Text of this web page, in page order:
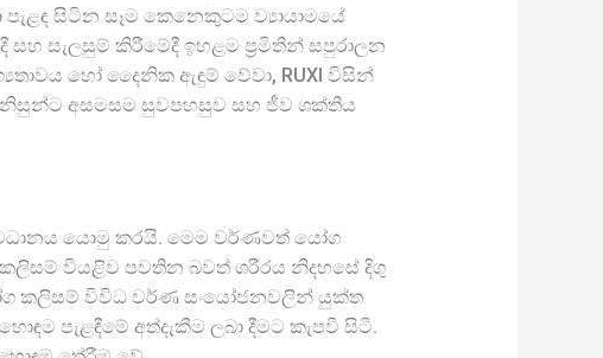
සිටින සෑම කෙනෙකුටම ව්‍යායාමයේ
සැලසුම් කිරීමේදී ඉහළම ප්‍රමිතීන් සපුරාලන
හෝ දෛනික ඇඳුම් වේවා, RUXI විසින්
අසමසම සුවපහසුව සහ ජීව ශක්තිය
යොමු කරයි. මෙම වර්ණවත් යෝග
වියළිව පවතින බවත් ශරීරය නිදහසේ දිගු
යෝග කලිසම් විවිධ වර්ණ සංයෝජනවලින් යුක්ත
පැළඳීමේ අත්දැකීම ලබා දීමට කැපවී සිටී.